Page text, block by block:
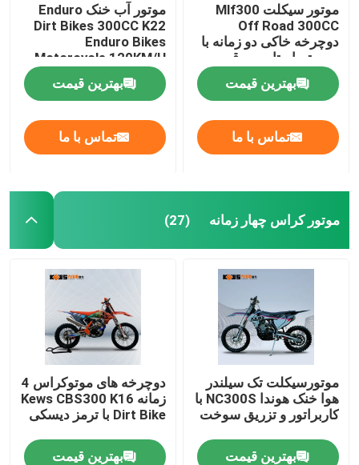
موتور سیکلت Mlf300
Off Road 300CC
دوچرخه خاکی دو زمانه با
سیستم استارت برقی
بهترین قیمت
تماس با ما
موتور آب خنک Enduro
Dirt Bikes 300CC K22
Enduro Bikes
Motorcycle 120KM/H
بهترین قیمت
تماس با ما
موتور کراس چهار زمانه (27)
موتورسیکلت تک سیلندر
هوا خنک هوندا NC300S با
کاربراتور و تزریق سوخت
بهترین قیمت
دوچرخه های موتوکراس 4
زمانه Kews CBS300 K16
Dirt Bike با ترمز دیسکی
بهترین قیمت